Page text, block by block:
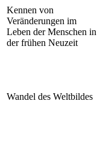
Kennen von
Veränderungen im
Leben der Menschen in
der frühen Neuzeit
Wandel des Weltbildes